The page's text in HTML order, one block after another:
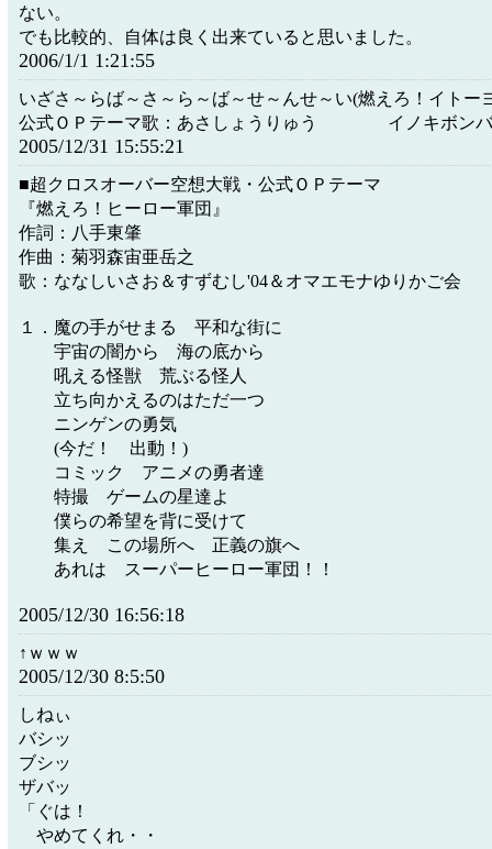
ない。
でも比較的、自体は良く出来ていると思いました。
2006/1/1 1:21:55
いざさ～らば～さ～ら～ば～せ～んせ～い(燃えろ！イトー
公式ＯＰテーマ歌：あさしょうりゅう イノキボンバ
2005/12/31 15:55:21
■超クロスオーバー空想大戦・公式ＯＰテーマ
『燃えろ！ヒーロー軍団』
作詞：八手東肇
作曲：菊羽森宙亜岳之
歌：ななしいさお＆すずむし'04＆オマエモナゆりかご会
１．魔の手がせまる 平和な街に
宇宙の闇から 海の底から
吼える怪獣 荒ぶる怪人
立ち向かえるのはただ一つ
ニンゲンの勇気
(今だ！ 出動！)
コミック アニメの勇者達
特撮 ゲームの星達よ
僕らの希望を背に受けて
集え この場所へ 正義の旗へ
あれは スーパーヒーロー軍団！！
2005/12/30 16:56:18
↑ｗｗｗ
2005/12/30 8:5:50
しねぃ
バシッ
ブシッ
ザバッ
「ぐは！
やめてくれ・・